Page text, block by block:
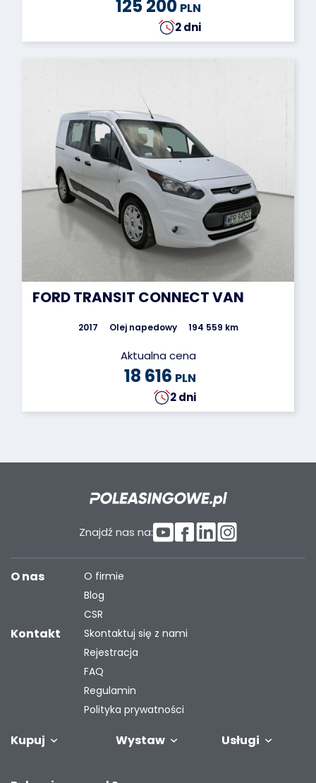
125 200 PLN
2 dni
FORD TRANSIT CONNECT VAN
2017 Olej napedowy 194 559 km
Aktualna cena
18 616 PLN
2 dni
Znajdź nas na:
Kupuj Wystaw Usługi
O nas
O firmie
Blog
CSR
Kontakt
Skontaktuj się z nami
Rejestracja
FAQ
Regulamin
Polityka prywatności